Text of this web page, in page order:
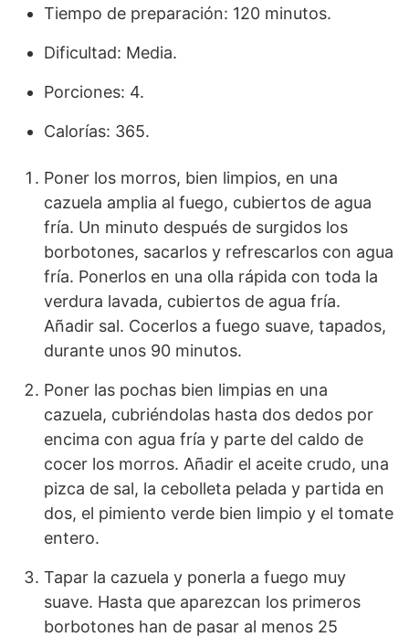
Tiempo de preparación: 120 minutos.
Dificultad: Media.
Porciones: 4.
Calorías: 365.
Poner los morros, bien limpios, en una
cazuela amplia al fuego, cubiertos de agua
fría. Un minuto después de surgidos los
borbotones, sacarlos y refrescarlos con agua
fría. Ponerlos en una olla rápida con toda la
verdura lavada, cubiertos de agua fría.
Añadir sal. Cocerlos a fuego suave, tapados,
durante unos 90 minutos.
Poner las pochas bien limpias en una
cazuela, cubriéndolas hasta dos dedos por
encima con agua fría y parte del caldo de
cocer los morros. Añadir el aceite crudo, una
pizca de sal, la cebolleta pelada y partida en
dos, el pimiento verde bien limpio y el tomate
entero.
Tapar la cazuela y ponerla a fuego muy
suave. Hasta que aparezcan los primeros
borbotones han de pasar al menos 25